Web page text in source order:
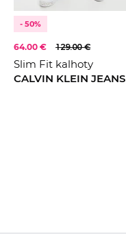
- 50%
64.00 € 129.00 €
Slim Fit kalhoty
CALVIN KLEIN JEANS